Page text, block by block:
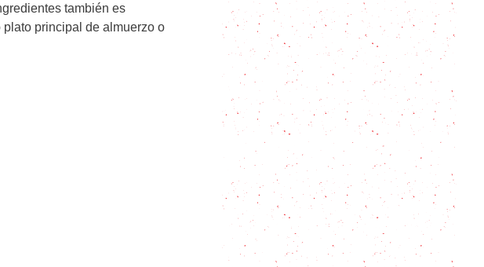
también es
principal de almuerzo o
Conejo al ajillo, más por menos
Umami: El sabor que está en
muchos alimentos y no lo sabías
Tu Menú Semanal Perfecto: La
Guía para un Plan de Comidas
Completo y Económico
Leche Dorada: la receta definitiva
de leche con cúrcuma, jengibre y
canela